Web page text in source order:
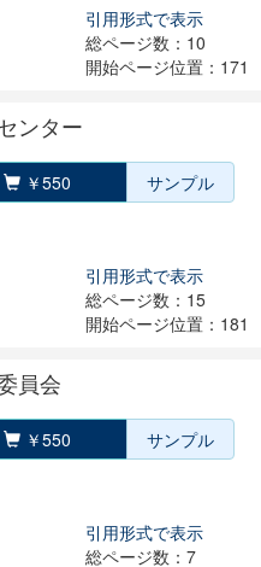
引用形式で表示
総ページ数：10
開始ページ位置：171
ンター
￥550 サンプル
引用形式で表示
総ページ数：15
開始ページ位置：181
員会
￥550 サンプル
引用形式で表示
総ページ数：7